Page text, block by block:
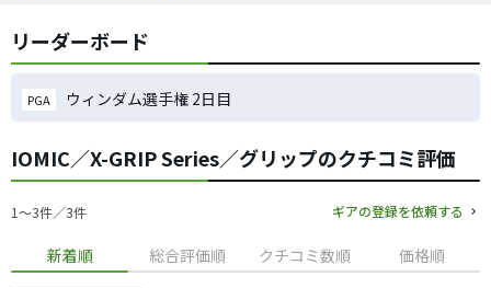
リーダーボード
PGA ウィンダム選手権 2日目
IOMIC／X-GRIP Series／グリップのクチコミ評価
1〜3件／3件 ギアの登録を依頼する
新着順 総合評価順 クチコミ数順 価格順